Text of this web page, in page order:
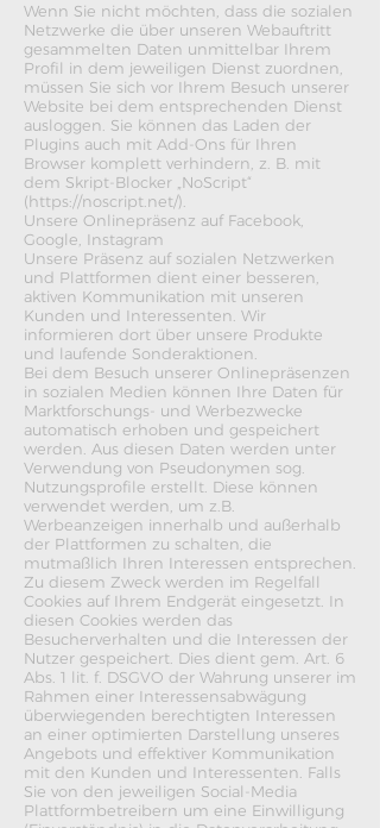
Wenn Sie nicht möchten, dass die sozialen
Netzwerke die über unseren Webauftritt
gesammelten Daten unmittelbar Ihrem
Profil in dem jeweiligen Dienst zuordnen,
müssen Sie sich vor Ihrem Besuch unserer
Website bei dem entsprechenden Dienst
ausloggen. Sie können das Laden der
Plugins auch mit Add-Ons für Ihren
Browser komplett verhindern, z. B. mit
dem Skript-Blocker „NoScript“
(https://noscript.net/).
Unsere Onlinepräsenz auf Facebook,
Google, Instagram
Unsere Präsenz auf sozialen Netzwerken
und Plattformen dient einer besseren,
aktiven Kommunikation mit unseren
Kunden und Interessenten. Wir
informieren dort über unsere Produkte
und laufende Sonderaktionen.
Bei dem Besuch unserer Onlinepräsenzen
in sozialen Medien können Ihre Daten für
Marktforschungs- und Werbezwecke
automatisch erhoben und gespeichert
werden. Aus diesen Daten werden unter
Verwendung von Pseudonymen sog.
Nutzungsprofile erstellt. Diese können
verwendet werden, um z.B.
Werbeanzeigen innerhalb und außerhalb
der Plattformen zu schalten, die
mutmaßlich Ihren Interessen entsprechen.
Zu diesem Zweck werden im Regelfall
Cookies auf Ihrem Endgerät eingesetzt. In
diesen Cookies werden das
Besucherverhalten und die Interessen der
Nutzer gespeichert. Dies dient gem. Art. 6
Abs. 1 lit. f. DSGVO der Wahrung unserer im
Rahmen einer Interessensabwägung
überwiegenden berechtigten Interessen
an einer optimierten Darstellung unseres
Angebots und effektiver Kommunikation
mit den Kunden und Interessenten. Falls
Sie von den jeweiligen Social-Media
Plattformbetreibern um eine Einwilligung